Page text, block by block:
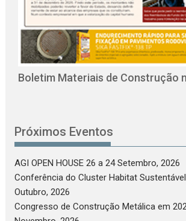
Boletim Materiais de Construção
Próximos Eventos
AGI OPEN HOUSE 26 a 24 Setembro, 2026
Conferência do Cluster Habitat
Outubro, 2026
Congresso de Construção Metálica em